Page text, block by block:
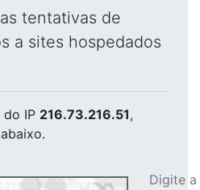
tentativas de
a sites hospedados
do IP 216.73.216.51,
Digite